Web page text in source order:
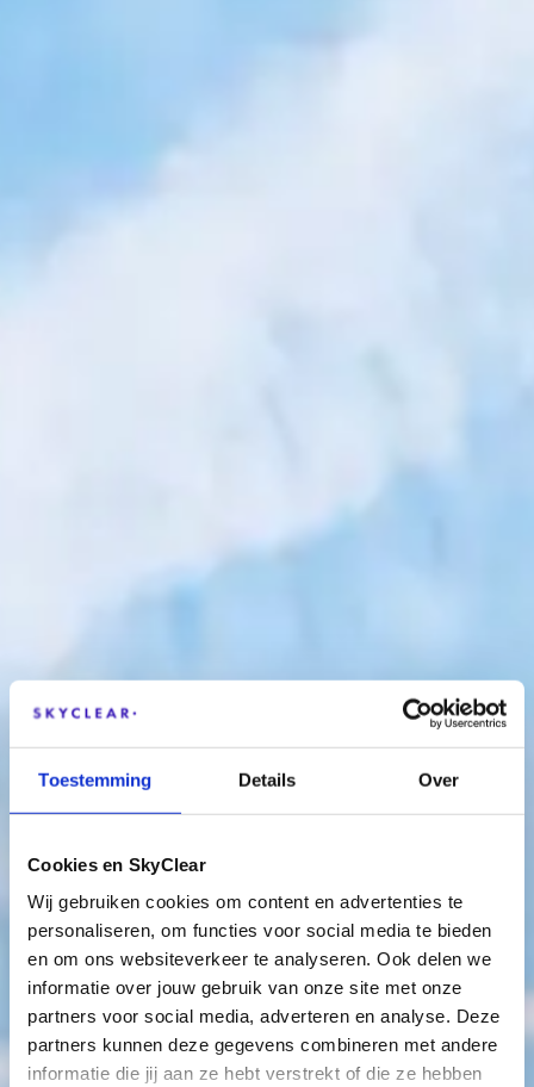
Toestemming Details Over
Cookies en SkyClear
Wij gebruiken cookies om content en advertenties te
personaliseren, om functies voor social media te bieden
en om ons websiteverkeer te analyseren. Ook delen we
informatie over jouw gebruik van onze site met onze
partners voor social media, adverteren en analyse. Deze
partners kunnen deze gegevens combineren met andere
informatie die jij aan ze hebt verstrekt of die ze hebben